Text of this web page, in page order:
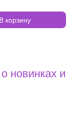
В корзину
новинках и